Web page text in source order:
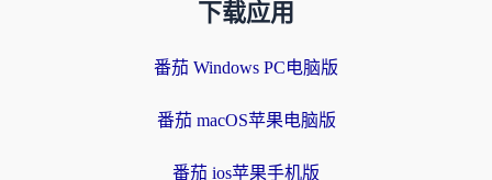
下载应用
番茄 Windows PC电脑版
番茄 macOS苹果电脑版
番茄 ios苹果手机版